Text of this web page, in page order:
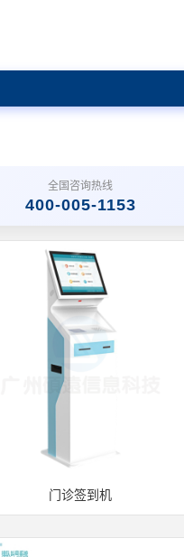
全国咨询热线
400-005-1153
门诊签到机